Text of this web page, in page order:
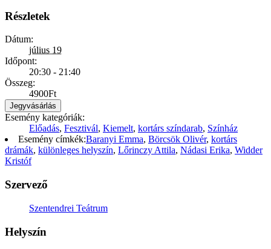
Részletek
Dátum:
július 19
Időpont:
20:30 - 21:40
Összeg:
4900Ft
Jegyvásárlás
Esemény kategóriák:
Előadás, Fesztivál, Kiemelt, kortárs színdarab, Színház
Esemény címkék:Baranyi Emma, Börcsök Olivér, kortárs
drámák, különleges helyszín, Lőrinczy Attila, Nádasi Erika, Widder
Kristóf
Szervező
Szentendrei Teátrum
Helyszín